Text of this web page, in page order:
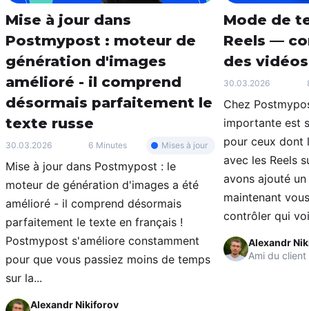
Mise à jour dans
Postmypost : moteur de
génération d'images
amélioré - il comprend
désormais parfaitement le
texte russe
30.03.2026 6 Minutes Mises à jour
Mise à jour dans Postmypost : le
moteur de génération d'images a été
amélioré - il comprend désormais
parfaitement le texte en français !
Postmypost s'améliore constamment
pour que vous passiez moins de temps
sur la...
Alexandr Nikiforov
Mode de
Reels —
des vidéos
30.03.2026
Chez
importante est
pour ceux dont
avec les Reels
avons ajouté
maintenant
contrôler qui
Alexandr
Ami du client